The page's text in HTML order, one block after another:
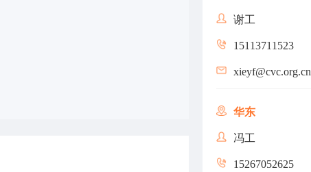
谢工
15113711523
xieyf@cvc.org.cn
华东
冯工
15267052625